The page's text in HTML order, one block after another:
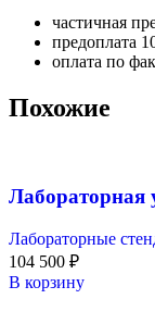
частичная
предоплата
оплата по
Похожие
Лабораторная
Лабораторные
104 500 ₽
В корзину